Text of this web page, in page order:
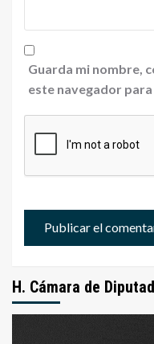
Guarda mi nombre,
este navegador
H. Cámara de